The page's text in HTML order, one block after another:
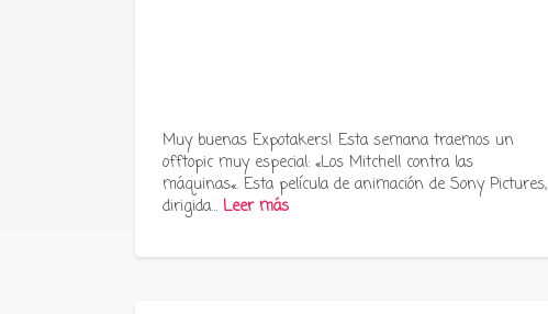
Muy buenas Expotakers! Esta semana traemos un
offtopic muy especial: «Los Mitchell contra las
máquinas«. Esta película de animación de Sony Pictures,
dirigida…Leer más